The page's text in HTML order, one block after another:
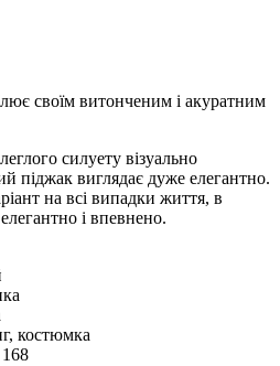
своїм витонченим і акуратним
силуету візуально
піджак виглядає дуже елегантно.
на всі випадки життя, в
і впевнено.
костюмка
168